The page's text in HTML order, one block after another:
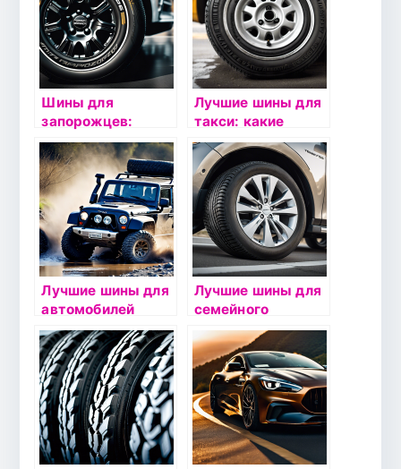
Шины для
запорожцев:
какие модели
подойдут?
Лучшие шины для
такси: какие
модели выбрать?
Лучшие шины для
автомобилей
бездорожья:
какие выбрать?
Лучшие шины для
семейного
автомобиля: какие
выбрать?